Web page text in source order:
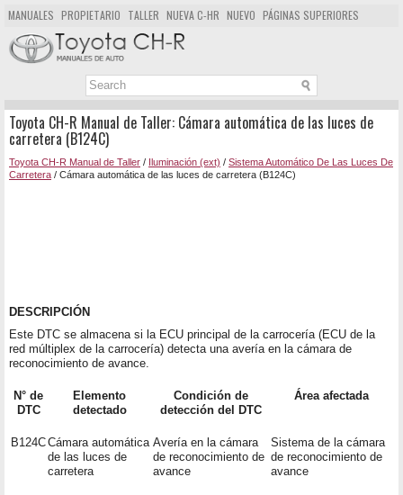
MANUALES PROPIETARIO TALLER NUEVA C-HR NUEVO PÁGINAS SUPERIORES
MAPA DEL SITIO
BUSCAR
Toyota CH-R Manual de Taller: Cámara automática de las luces de
carretera (B124C)
Toyota CH-R Manual de Taller / Iluminación (ext) / Sistema Automático De Las Luces De
Carretera / Cámara automática de las luces de carretera (B124C)
DESCRIPCIÓN
Este DTC se almacena si la ECU principal de la carrocería (ECU de la
red múltiplex de la carrocería) detecta una avería en la cámara de
reconocimiento de avance.
N° de
DTC
Elemento
detectado
Condición de
detección del DTC
Área afectada
B124CCámara automática
de las luces de
carretera
Avería en la cámara
de reconocimiento de
avance
Sistema de la cámara
de reconocimiento de
avance